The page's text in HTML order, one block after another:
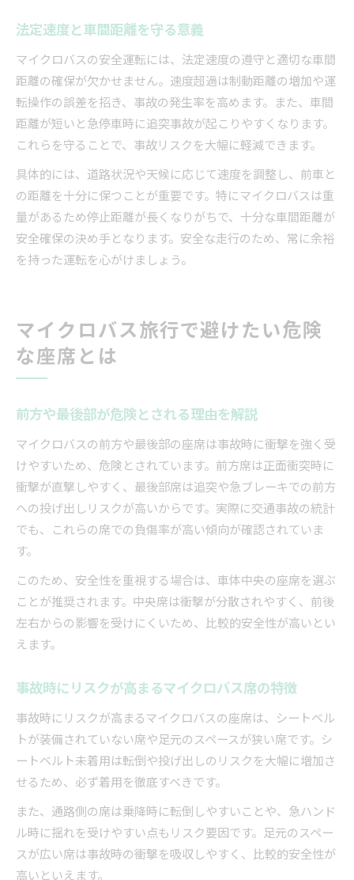
法定速度と車間距離を守る意義
マイクロバスの安全運転には、法定速度の遵守と適切な車間
距離の確保が欠かせません。速度超過は制動距離の増加や運
転操作の誤差を招き、事故の発生率を高めます。また、車間
距離が短いと急停車時に追突事故が起こりやすくなります。
これらを守ることで、事故リスクを大幅に軽減できます。
具体的には、道路状況や天候に応じて速度を調整し、前車と
の距離を十分に保つことが重要です。特にマイクロバスは重
量があるため停止距離が長くなりがちで、十分な車間距離が
安全確保の決め手となります。安全な走行のため、常に余裕
を持った運転を心がけましょう。
マイクロバス旅行で避けたい危険
な座席とは
前方や最後部が危険とされる理由を解説
マイクロバスの前方や最後部の座席は事故時に衝撃を強く受
けやすいため、危険とされています。前方席は正面衝突時に
衝撃が直撃しやすく、最後部席は追突や急ブレーキでの前方
への投げ出しリスクが高いからです。実際に交通事故の統計
でも、これらの席での負傷率が高い傾向が確認されていま
す。
このため、安全性を重視する場合は、車体中央の座席を選ぶ
ことが推奨されます。中央席は衝撃が分散されやすく、前後
左右からの影響を受けにくいため、比較的安全性が高いとい
えます。
事故時にリスクが高まるマイクロバス席の特徴
事故時にリスクが高まるマイクロバスの座席は、シートベル
トが装備されていない席や足元のスペースが狭い席です。シ
ートベルト未着用は転倒や投げ出しのリスクを大幅に増加さ
せるため、必ず着用を徹底すべきです。
また、通路側の席は乗降時に転倒しやすいことや、急ハンド
ル時に揺れを受けやすい点もリスク要因です。足元のスペー
スが広い席は事故時の衝撃を吸収しやすく、比較的安全性が
高いといえます。